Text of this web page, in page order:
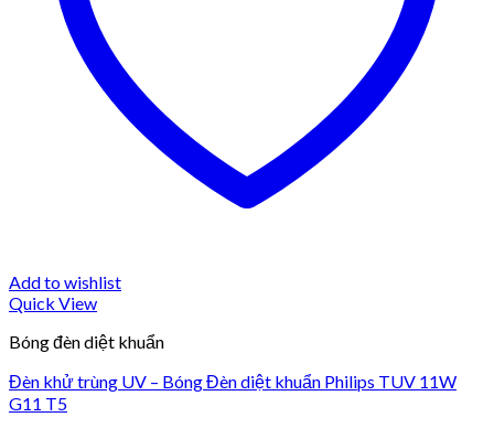
Add to wishlist
Quick View
Bóng đèn diệt khuẩn
Đèn khử trùng UV – Bóng Đèn diệt khuẩn Philips TUV 11W
G11 T5